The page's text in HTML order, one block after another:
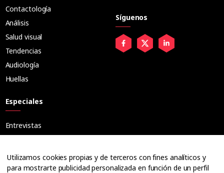
Contactología
Análisis
Salud visual
Tendencias
Audiología
Huellas
Especiales
Entrevistas
Ópticos
Cuadernos
Síguenos
Utilizamos cookies propias y de terceros con fines analíticos y
para mostrarte publicidad personalizada en función de un perfil